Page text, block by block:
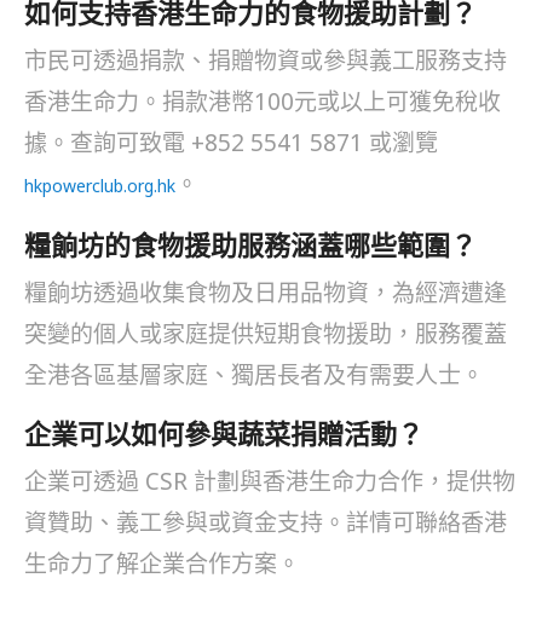
如何支持香港生命力的食物援助計劃？
市民可透過捐款、捐贈物資或參與義工服務支持
香港生命力。捐款港幣100元或以上可獲免稅收
據。查詢可致電 +852 5541 5871 或瀏覽
hkpowerclub.org.hk 。
糧餉坊的食物援助服務涵蓋哪些範圍？
糧餉坊透過收集食物及日用品物資，為經濟遭逢
突變的個人或家庭提供短期食物援助，服務覆蓋
全港各區基層家庭、獨居長者及有需要人士。
企業可以如何參與蔬菜捐贈活動？
企業可透過 CSR 計劃與香港生命力合作，提供物
資贊助、義工參與或資金支持。詳情可聯絡香港
生命力了解企業合作方案。